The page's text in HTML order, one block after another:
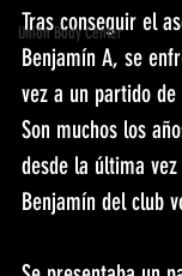
Unión Body Center
Tras conseguir el
Benjamín A, se
vez a un partido
Son muchos los
desde la última
Benjamín del club